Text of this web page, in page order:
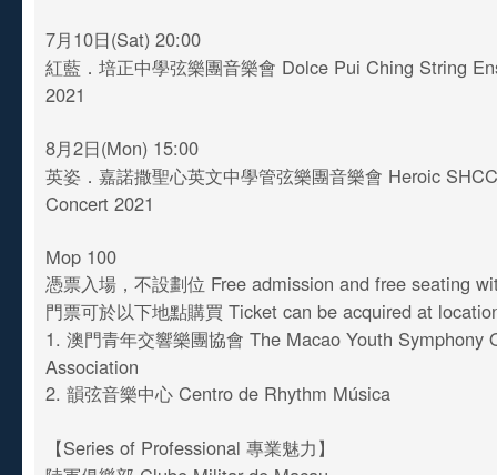
7月10日(Sat) 20:00
紅藍．培正中學弦樂團音樂會 Dolce Pui Ching String
2021
8月2日(Mon) 15:00
英姿．嘉諾撒聖心英文中學管弦樂團音樂會 Heroic
Concert 2021
Mop 100
憑票入場，不設劃位 Free admission and free seating
門票可於以下地點購買 Ticket can be acquired at
1. 澳門青年交響樂團協會 The Macao Youth Symphony
Association
2. 韻弦音樂中心 Centro de Rhythm Música
【Series of Professional 專業魅力】